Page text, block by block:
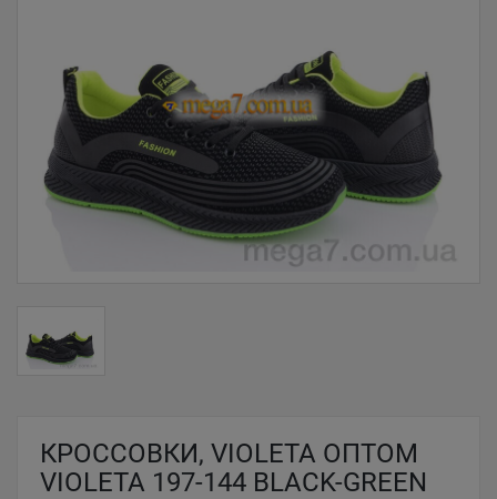
КРОССОВКИ, VIOLETA ОПТОМ
VIOLETA 197-144 BLACK-GREEN